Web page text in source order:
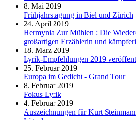
8. Mai 2019
Frühjahrstagung in Biel und Zürich
24. April 2019
Hermynia Zur Mühlen : Die
großartigen Erzählerin und
18. März 2019
Lyrik-Empfehlungen 2019
25. Februar 2019
Europa im Gedicht - Grand Tour
8. Februar 2019
Fokus Lyrik
4. Februar 2019
Auszeichnungen für Kurt